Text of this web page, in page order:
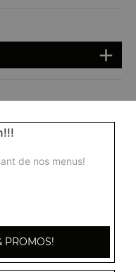
de nos menus!
PROMOS!